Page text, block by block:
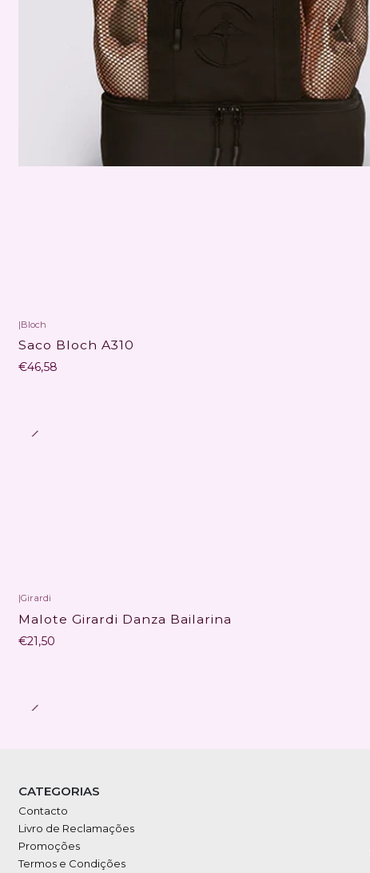
|Bloch
Saco Bloch A310
€46,58
|Girardi
Malote Girardi Danza Bailarina
€21,50
CATEGORIAS
Contacto
Livro de Reclamações
Promoções
Termos e Condições